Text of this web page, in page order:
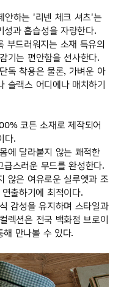
안하는 '리넨 체크 셔츠'는
과 흡습성을 자랑한다.
부드러워지는 소재 특유의
기는 편안함을 선사한다.
독 착용은 물론, 가벼운 아
슬랙스 어디에나 매치하기
코튼 소재로 제작되어
다.
에 달라붙지 않는 쾌적한
급스러운 무드를 완성한다.
않은 여유로운 실루엣과 조
출하기에 최적이다.
감성을 유지하며 스타일과
렉션은 전국 백화점 브로이
해 만나볼 수 있다.